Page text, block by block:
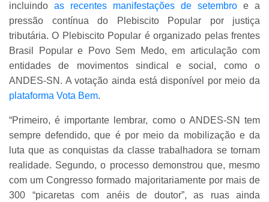
incluindo as recentes manifestações de setembro e a
pressão contínua do Plebiscito Popular por justiça
tributária. O Plebiscito Popular é organizado pelas frentes
Brasil Popular e Povo Sem Medo, em articulação com
entidades de movimentos sindical e social, como o
ANDES-SN. A votação ainda está disponível por meio da
plataforma Vota Bem.
“Primeiro, é importante lembrar, como o ANDES-SN tem
sempre defendido, que é por meio da mobilização e da
luta que as conquistas da classe trabalhadora se tornam
realidade. Segundo, o processo demonstrou que, mesmo
com um Congresso formado majoritariamente por mais de
300 “picaretas com anéis de doutor”, as ruas ainda